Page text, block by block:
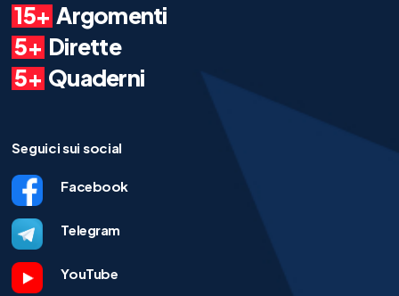
15+ Argomenti
5+ Dirette
5+ Quaderni
Seguici sui social
Facebook
Telegram
YouTube